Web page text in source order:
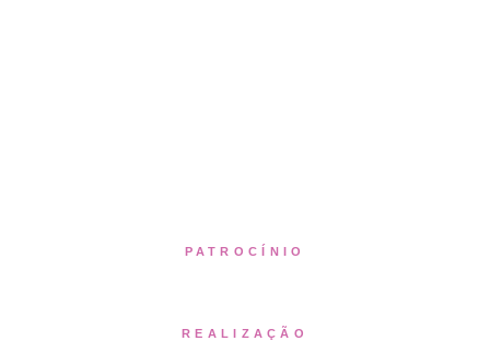
PATROCÍNIO
REALIZAÇÃO